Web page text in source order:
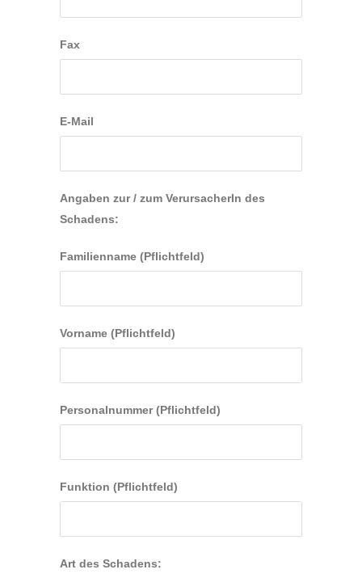
Fax
E-Mail
Angaben zur / zum VerursacherIn des
Schadens:
Familienname (Pflichtfeld)
Vorname (Pflichtfeld)
Personalnummer (Pflichtfeld)
Funktion (Pflichtfeld)
Art des Schadens: